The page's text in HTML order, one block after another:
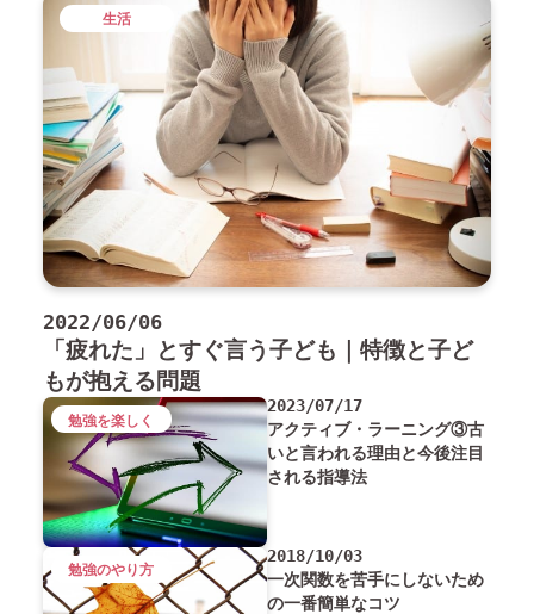
2022/06/06
「疲れた」とすぐ言う子ども｜特徴と子ど
もが抱える問題
生活
2023/07/17
アクティブ・ラーニング③古
いと言われる理由と今後注目
される指導法
勉強を楽しく
2018/10/03
一次関数を苦手にしないため
の一番簡単なコツ
勉強のやり方